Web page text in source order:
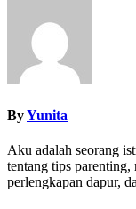
ByYunita
Aku adalah seorang
tentang tips parenting,
perlengkapan dapur,